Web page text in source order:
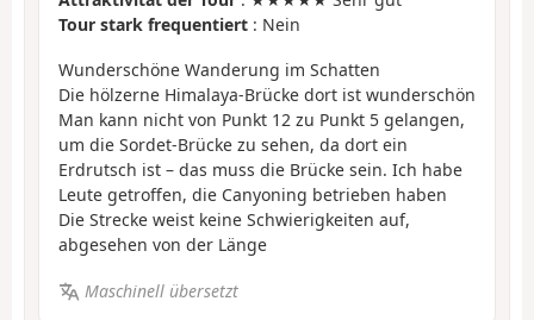
Tour stark frequentiert : Nein
Wunderschöne Wanderung im Schatten
Die hölzerne Himalaya-Brücke dort ist wunderschön
Man kann nicht von Punkt 12 zu Punkt 5 gelangen,
um die Sordet-Brücke zu sehen, da dort ein
Erdrutsch ist – das muss die Brücke sein. Ich habe
Leute getroffen, die Canyoning betrieben haben
Die Strecke weist keine Schwierigkeiten auf,
abgesehen von der Länge
Maschinell übersetzt